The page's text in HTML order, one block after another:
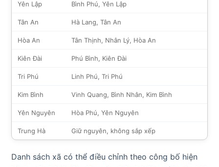
Yên Lập Bình Phú, Yên Lập
Tân An Hà Lang, Tân An
Hòa An Tân Thịnh, Nhân Lý, Hòa An
Kiên Đài Phú Bình, Kiên Đài
Tri Phú Linh Phú, Tri Phú
Kim Bình Vinh Quang, Bình Nhân, Kim Bình
Yên Nguyên Hòa Phú, Yên Nguyên
Trung Hà Giữ nguyên, không sắp xếp
Danh sách xã có thể điều chỉnh theo công bố hiện